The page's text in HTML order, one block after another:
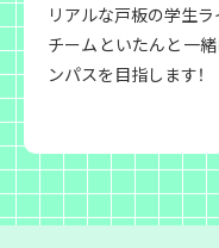
リアルな戸板の学生
チームといたんと一
ンパスを目指します！